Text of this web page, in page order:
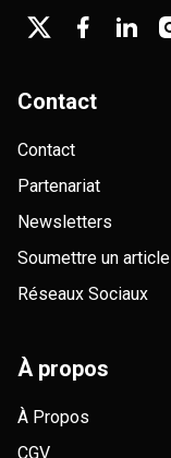
Contact
Contact
Partenariat
Newsletters
Soumettre un article
Réseaux Sociaux
À propos
À Propos
CGV